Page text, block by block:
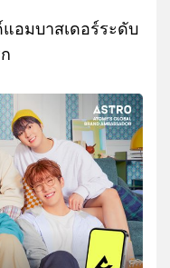
แอมบาสเดอร์ระดับ